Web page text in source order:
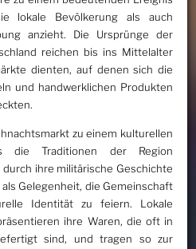
lokale Bevölkerung als auch
anzieht. Die Ursprünge der
reichen bis ins Mittelalter
dienten, auf denen sich die
und handwerklichen Produkten
zu einem kulturellen
die Traditionen der Region
ihre militärische Geschichte
Gelegenheit, die Gemeinschaft
Identität zu feiern. Lokale
ihre Waren, die oft in
sind, und tragen so zur